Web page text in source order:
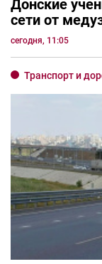
Донские
сети от
сегодня, 11:05
Транспорт и